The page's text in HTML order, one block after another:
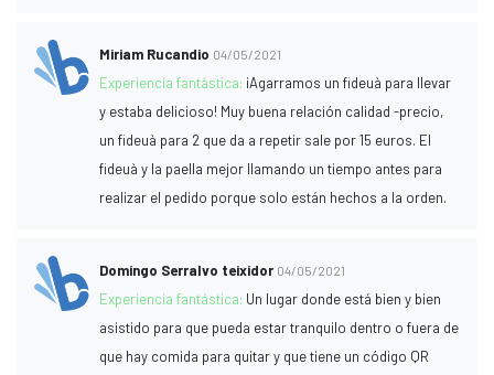
Miriam Rucandio 04/05/2021
Experiencia fantástica: ¡Agarramos un fideuà para llevar
y estaba delicioso! Muy buena relación calidad -precio,
un fideuà para 2 que da a repetir sale por 15 euros. El
fideuà y la paella mejor llamando un tiempo antes para
realizar el pedido porque solo están hechos a la orden.
Domingo Serralvo teixidor 04/05/2021
Experiencia fantástica: Un lugar donde está bien y bien
asistido para que pueda estar tranquilo dentro o fuera de
que hay comida para quitar y que tiene un código QR